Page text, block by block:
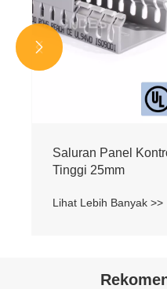
Saluran Panel
Tinggi 25mm
Lihat Lebih Banyak >>

